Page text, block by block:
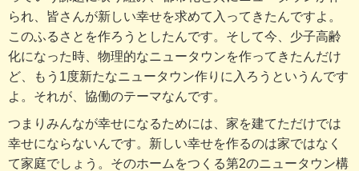
られ、皆さんが新しい幸せを求めて入ってきたんですよ。
このふるさとを作ろうとしたんです。そして今、少子高齢
化になった時、物理的なニュータウンを作ってきたんだけ
ど、もう1度新たなニュータウン作りに入ろうというんです
よ。それが、協働のテーマなんです。
つまりみんなが幸せになるためには、家を建てただけでは
幸せにならないんです。新しい幸せを作るのは家ではなく
て家庭でしょう。そのホームをつくる第2のニュータウン構